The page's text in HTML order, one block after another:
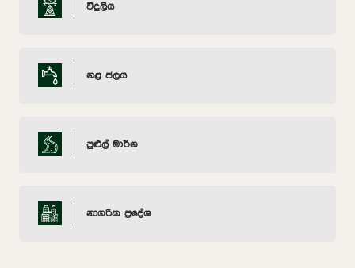
විදුලිය
නළ ජලය
පුළුල් මාර්ග
නාගරික ප්‍රදේශ